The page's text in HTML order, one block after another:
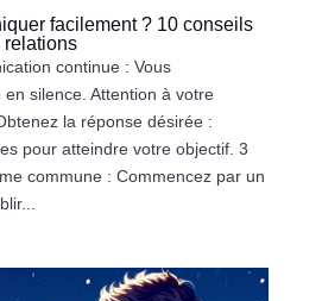
facilement ? 10 conseils
relations
continue : Vous
silence. Attention à votre
la réponse désirée :
pour atteindre votre objectif. 3
commune : Commencez par un